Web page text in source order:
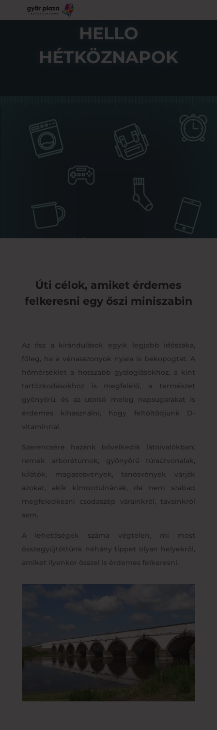
HELLO
HÉTKÖZNAPOK
Úti célok, amiket érdemes
felkeresni egy őszi miniszabin
Az ősz a kirándulások egyik legjobb időszaka,
főleg, ha a vénasszonyok nyara is bekopogtat. A
hőmérséklet a hosszabb gyaloglásokhoz, a kint
tartózkodásokhoz is megfelelő, a természet
gyönyörű, és az utolsó meleg napsugarakat is
érdemes kihasználni, hogy feltöltődjünk D-
vitaminnal.
Szerencsére hazánk bővelkedik látnivalókban:
remek arborétumok, gyönyörű túraútvonalak,
kilátók, magasösvények, tanösvények várják
azokat, akik kimozdulnának, de nem szabad
megfeledkezni csodaszép várainkról, tavainkról
sem.
A lehetőségek száma végtelen, mi most
összegyűjtöttünk néhány tippet olyan helyekről,
amiket ilyenkor ősszel is érdemes felkeresni.